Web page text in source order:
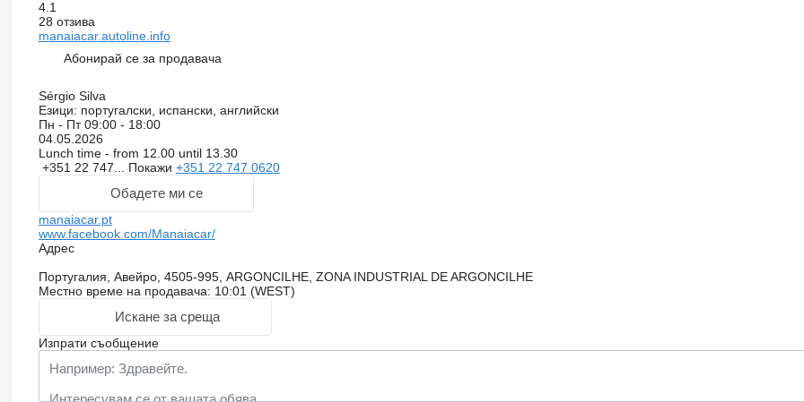
4.1
28 отзива
manaiacar.autoline.info
Абонирай се за продавача
Sérgio Silva
Езици: португалски, испански, английски
Пн - Пт09:00 - 18:00
04.05.2026
Lunch time - from 12.00 until 13.30
+351 22 747... Покажи +351 22 747 0620
Обадете ми се
manaiacar.pt
www.facebook.com/Manaiacar/
Адрес
Португалия, Авейро, 4505-995, ARGONCILHE, ZONA INDUSTRIAL DE ARGONCILHE
Местно време на продавача: 10:01 (WEST)
Искане за среща
Изпрати съобщение